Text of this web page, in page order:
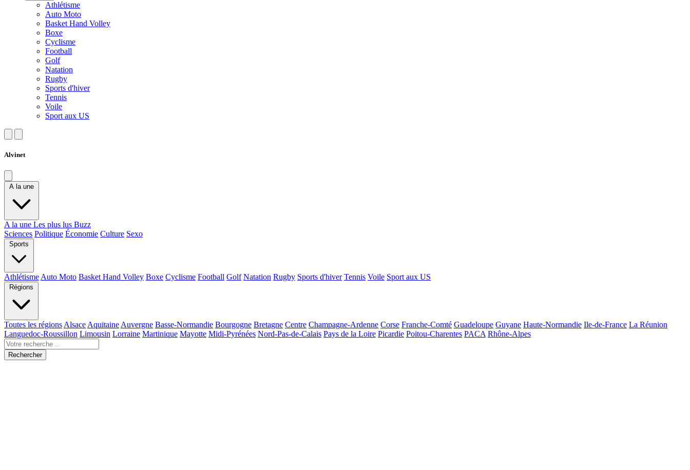
Athlétisme
Auto Moto
Basket Hand Volley
Boxe
Cyclisme
Football
Golf
Natation
Rugby
Sports d'hiver
Tennis
Voile
Sport aux US
Alvinet
A la une
A la une Les plus lus Buzz
Sciences Politique Économie Culture Sexo
Sports
Athlétisme Auto Moto Basket Hand Volley Boxe Cyclisme Football Golf Natation Rugby Sports d'hiver Tennis Voile Sport aux US
Régions
Toutes les régions Alsace Aquitaine Auvergne Basse-Normandie Bourgogne Bretagne Centre Champagne-Ardenne Corse Franche-Comté Guadeloupe Guyane Haute-Normandie Ile-de-France La Réunion
Languedoc-Roussillon Limousin Lorraine Martinique Mayotte Midi-Pyrénées Nord-Pas-de-Calais Pays de la Loire Picardie Poitou-Charentes PACA Rhône-Alpes
Rechercher